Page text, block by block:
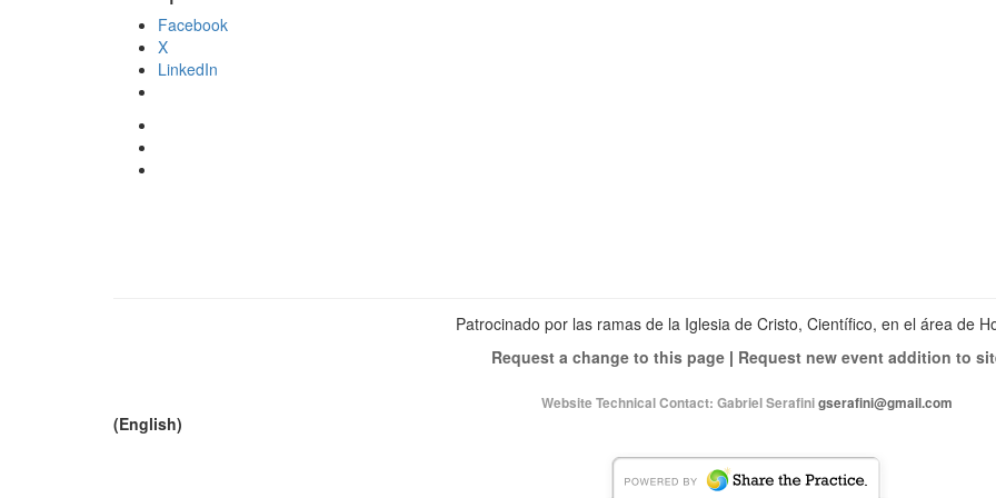
Facebook
X
LinkedIn
Patrocinado por las ramas de la Iglesia de Cristo, Científico, en el área de
Request a change to this page| Request new event addition to
Website Technical Contact: Gabriel Serafinigserafini@gmail.com
(English)